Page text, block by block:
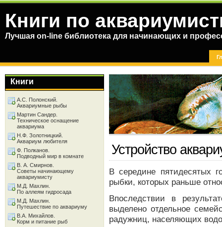
Книги по
Лучшая on-line библиотека для начинающих и
Устройство
В середине пятидесятых
рыбки, которых раньше
Впоследствии в
выделено отдельное
радужниц, населяющих
Книги
А.С. Полонский.
Аквариумные рыбы
Мартин Сандер.
Техническое оснащение
аквариума
Н.Ф. Золотницкий.
Аквариум любителя
Ф. Полканов.
Подводный мир в комнате
В. А. Смирнов.
Советы начинающему
аквариумисту
М.Д. Махлин.
По аллеям гидросада
М.Д. Махлин.
Путешествие по аквариуму
В.А. Михайлов.
Корм и питание рыб